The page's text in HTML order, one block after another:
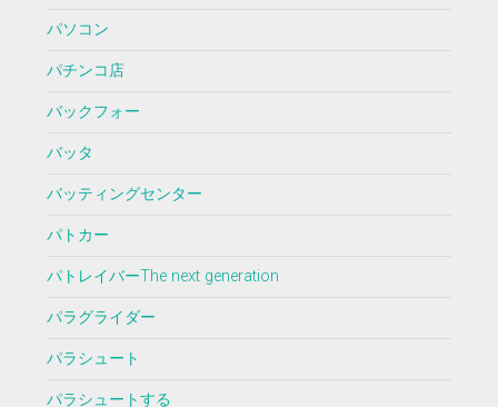
パソコン
パチンコ店
バックフォー
バッタ
バッティングセンター
パトカー
パトレイバーThe next generation
パラグライダー
パラシュート
パラシュートする